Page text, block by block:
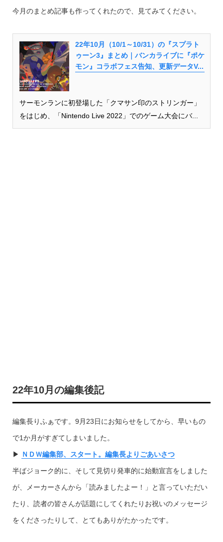
今月のまとめ記事も作ってくれたので、見てみてください。
22年10月（10/1～10/31）の『スプラト
ゥーン3』まとめ｜バンカライブに『ポケ
モン』コラボフェス告知、更新データV...
サーモンランに初登場した「クマサン印のストリンガー」
をはじめ、「Nintendo Live 2022」でのゲーム大会にバ...
22年10月の編集後記
編集長りふぁです。9月23日にお知らせをしてから、早いもの
で1か月がすぎてしまいました。
▶︎ ＮＤＷ編集部、スタート。編集長よりごあいさつ
半ばジョーク的に、そして見切り発車的に始動宣言をしました
が、メーカーさんから「読みましたよー！」と言っていただい
たり、読者の皆さんが話題にしてくれたりお祝いのメッセージ
をくださったりして、とてもありがたかったです。